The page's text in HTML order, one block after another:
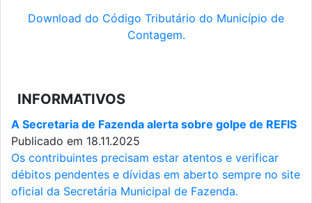
Download do Código Tributário do Município de
Contagem.
INFORMATIVOS
A Secretaria de Fazenda alerta sobre golpe de REFIS
Publicado em 18.11.2025
Os contribuintes precisam estar atentos e verificar
débitos pendentes e dívidas em aberto sempre no site
oficial da Secretária Municipal de Fazenda.